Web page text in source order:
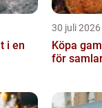
30 juli 2026
Köpa gamla
för